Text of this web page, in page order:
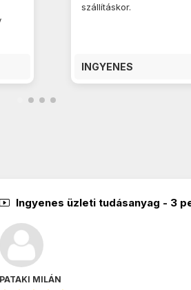
szállításkor.
INGYENES
Ingyenes üzleti tudásanyag - 3
PATAKI MILÁN